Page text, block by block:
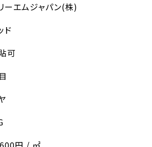
ーエムジャパン(株)
ド
可